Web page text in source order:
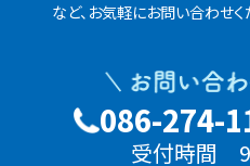
など、お気軽にお問い合わせく
086-274-
受付時間